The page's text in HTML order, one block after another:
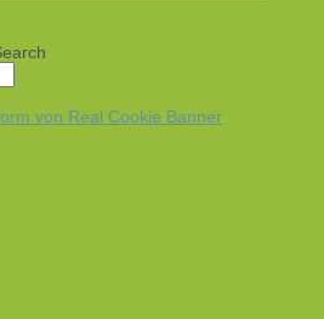
von Real Cookie Banner